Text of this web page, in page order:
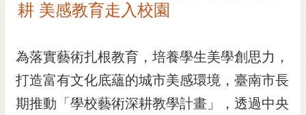
市府團隊
主題服務
耕 美感教育走入校園
為落實藝術扎根教育，培養學生美學創思力，
打造富有文化底蘊的城市美感環境，臺南市長
期推動「學校藝術深耕教學計畫」，透過中央